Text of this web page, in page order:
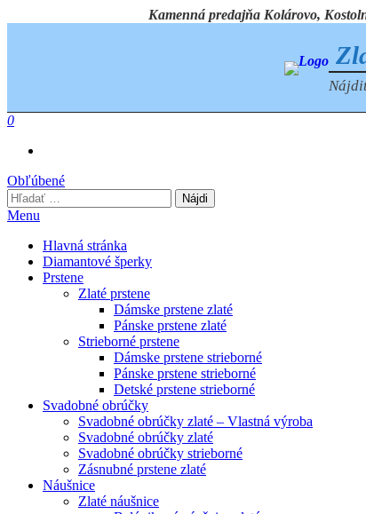
Kamenná predajňa Kolárovo,
0
Obľúbené
Hľadať:
Menu
Hlavná stránka
Diamantové šperky
Prstene
Zlaté prstene
Dámske prstene zlaté
Pánske prstene zlaté
Strieborné prstene
Dámske prstene strieborné
Pánske prstene strieborné
Detské prstene strieborné
Svadobné obrúčky
Svadobné obrúčky zlaté – Vlastná výroba
Svadobné obrúčky zlaté
Svadobné obrúčky strieborné
Zásnubné prstene zlaté
Náušnice
Zlaté náušnice